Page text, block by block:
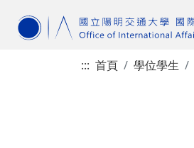
::: 首頁 學位學生